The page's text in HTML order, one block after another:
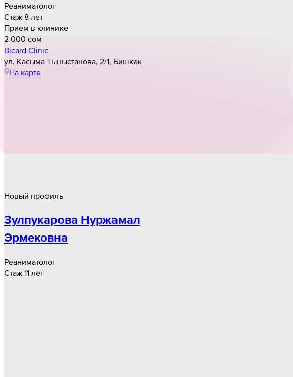
Реаниматолог
Стаж 8 лет
Прием в клинике
2 000 cом
Bicard Clinic
ул. Касыма Тыныстанова, 2/1, Бишкек
На карте
Новый профиль
Зулпукарова Нуржамал
Эрмековна
Реаниматолог
Стаж 11 лет